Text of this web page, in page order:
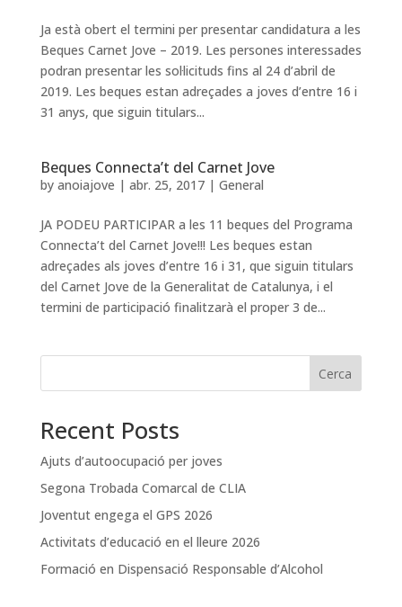
Ja està obert el termini per presentar candidatura a les
Beques Carnet Jove – 2019. Les persones interessades
podran presentar les sol·licituds fins al 24 d’abril de
2019. Les beques estan adreçades a joves d’entre 16 i
31 anys, que siguin titulars...
Beques Connecta’t del Carnet Jove
by anoiajove | abr. 25, 2017| General
JA PODEU PARTICIPAR a les 11 beques del Programa
Connecta’t del Carnet Jove!!! Les beques estan
adreçades als joves d’entre 16 i 31, que siguin titulars
del Carnet Jove de la Generalitat de Catalunya, i el
termini de participació finalitzarà el proper 3 de...
Cerca
Recent Posts
Ajuts d’autoocupació per joves
Segona Trobada Comarcal de CLIA
Joventut engega el GPS 2026
Activitats d’educació en el lleure 2026
Formació en Dispensació Responsable d’Alcohol